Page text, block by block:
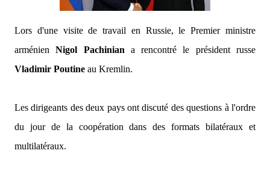
Lors d'une visite de travail en Russie, le Premier ministre
arménienNigol Pachinian a rencontré le président russe
Vladimir Poutine au Kremlin.
Les dirigeants des deux pays ont discuté des questions à l'ordre
du jour de la coopération dans des formats bilatéraux et
multilatéraux.